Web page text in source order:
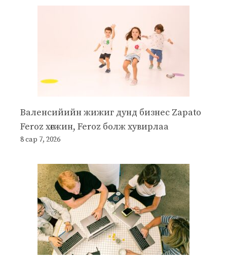
Валенсийийн жижиг дунд бизнес Zapato
Feroz хөгжин, Feroz болж хувирлаа
8 сар 7, 2026